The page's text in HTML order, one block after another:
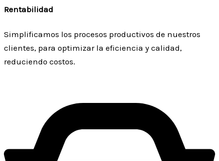
Rentabilidad
Simplificamos los procesos productivos de nuestros
clientes, para optimizar la eficiencia y calidad,
reduciendo costos.